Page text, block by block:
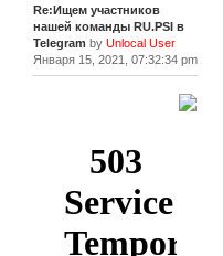
Re:Ищем участников
нашей команды RU.PSI в
Telegram by Unlocal User
Января 15, 2021, 07:32:34 pm